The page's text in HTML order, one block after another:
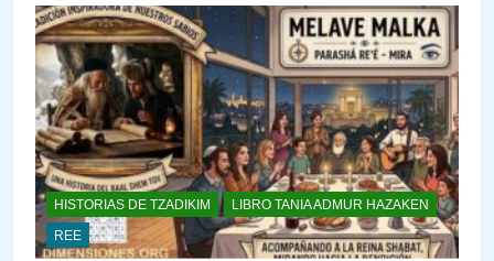
HISTORIAS DE TZADIKIM
LIBRO TANIA ADMUR HAZAKEN
REE